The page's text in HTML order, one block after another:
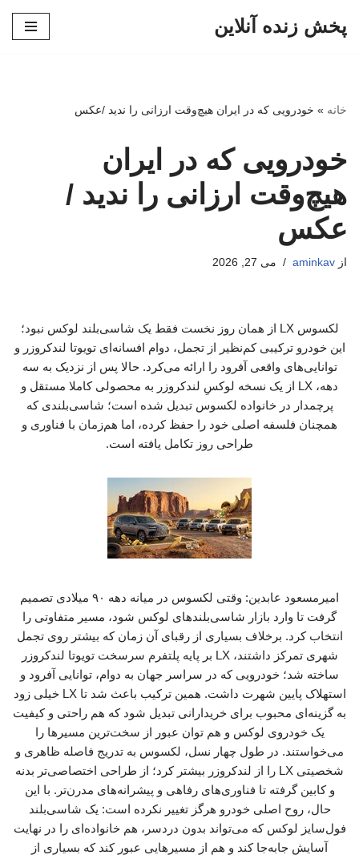
پخش زنده آنلاین
خانه » خودرویی که در ایران هیچ‌وقت ارزانی را ندید /عکس
خودرویی که در ایران
هیچ‌وقت ارزانی را ندید /
عکس
از aminkav می 27, 2026
لکسوس LX از همان روز نخست فقط یک شاسی‌بلند لوکس نبود؛
این خودرو ترکیبی کم‌نظیر از تجمل، دوام افسانه‌ای تویوتا لندکروزر و
توانایی‌های واقعی آفرود را ارائه می‌کرد. حالا پس از نزدیک به سه
دهه، LX از یک نسخه لوکسِ لندکروزر به محصولی کاملا مستقل و
پرچمدار در خانواده لکسوس تبدیل شده است؛ شاسی‌بلندی که
همچنان فلسفه اصلی خود را حفظ کرده، اما هم‌زمان با فناوری و
طراحی روز تکامل یافته است.
امیرمسعود عابدین: وقتی لکسوس در میانه دهه ۹۰ میلادی تصمیم
گرفت تا وارد بازار شاسی‌بلندهای لوکس شود، مسیر متفاوتی را
انتخاب کرد. برخلاف بسیاری از رقبای آن زمان که بیشتر روی تجمل
شهری تمرکز داشتند، LX بر پایه پلتفرم سرسخت تویوتا لندکروزر
ساخته شد؛ خودرویی که در سراسر جهان به دوام، توانایی آفرود و
استهلاک پایین شهرت داشت. همین ترکیب باعث شد تا LX خیلی زود
به گزینه‌ای محبوب برای خریدارانی تبدیل شود که هم راحتی و کیفیت
یک خودروی لوکس و هم توان عبور از سخت‌ترین مسیرها را
می‌خواستند. در طول چهار نسل، لکسوس به تدریج فاصله ظاهری و
شخصیتی LX را از لندکروزر بیشتر کرد؛ از طراحی اختصاصی‌تر بدنه
و کابین گرفته تا فناوری‌های رفاهی و پیشرانه‌های مدرن‌تر. با این
حال، روح اصلی خودرو هرگز تغییر نکرده است: یک شاسی‌بلند
فول‌سایز لوکس که می‌تواند بدون دردسر، هم خانواده‌ای را در نهایت
آسایش جابه‌جا کند و هم از مسیرهایی عبور کند که بسیاری از